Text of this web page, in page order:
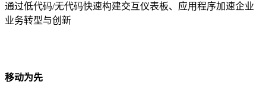
通过低代码/无代码快速构建交互仪表板、应用程序加速企业
业务转型与创新
移动为先